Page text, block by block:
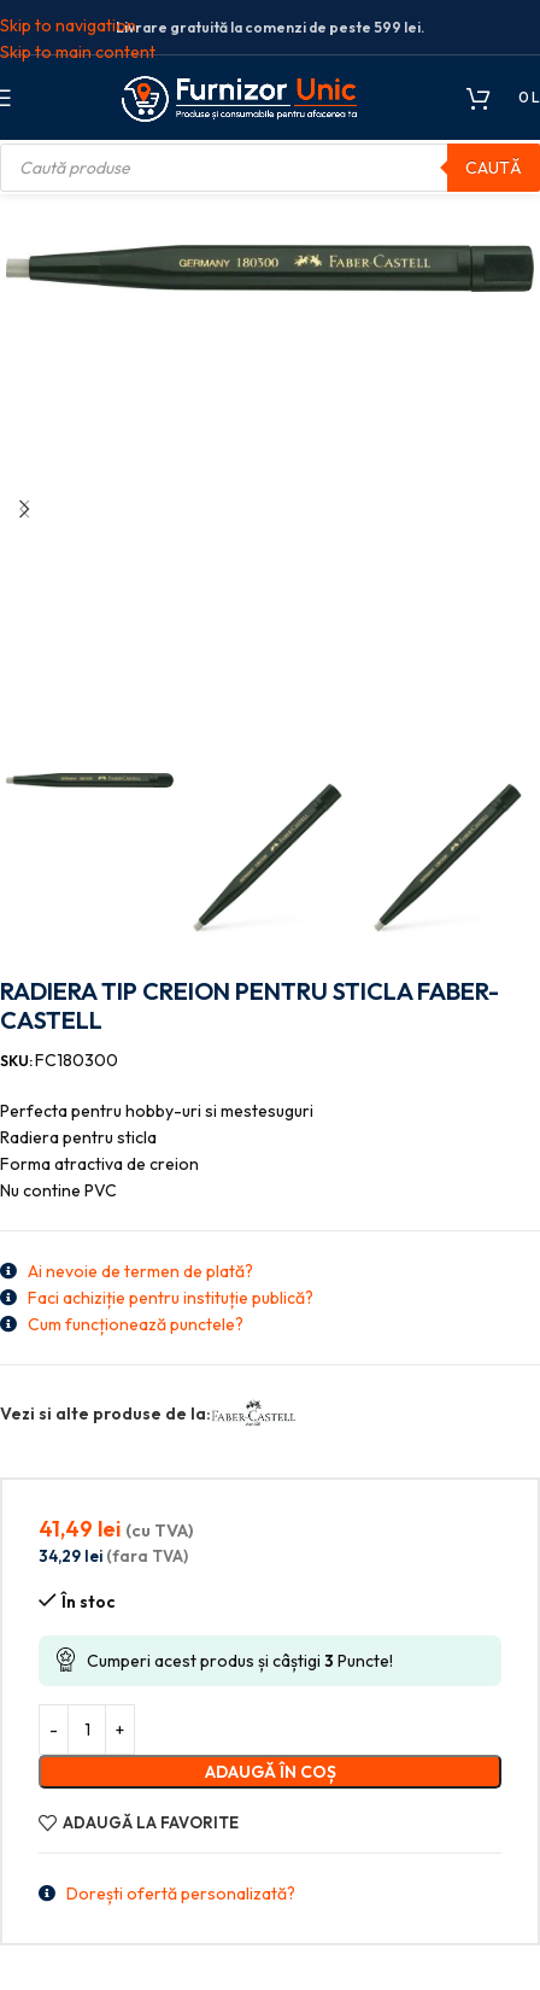
Skip to navigation
Skip to main content
Livrare gratuită la comenzi de peste 599 lei.
0
CAUTĂ
combinate
RADIERA TIP CREION PENTRU STICLA FABER-
CASTELL
SKU:FC180300
Perfecta pentru hobby-uri si mestesuguri
Radiera pentru sticla
Forma atractiva de creion
Nu contine PVC
Ai nevoie de termen de plată?
Faci achiziție pentru instituție publică?
Cum funcționează punctele?
Vezi si alte produse de la:
41,49 lei (cu TVA)
34,29 lei (fara TVA)
În stoc
Cumperi acest produs și câștigi 3 Puncte!
ADAUGĂ ÎN COȘ
ADAUGĂ LA FAVORITE
Dorești ofertă personalizată?